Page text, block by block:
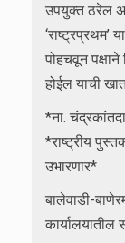
उपयुक्त ठरेल
‘राष्ट्रप्रथम’
पोहचवून
होईल याची
*ना.
*राष्ट्रीय
उभारणार*
बालेवाडी-